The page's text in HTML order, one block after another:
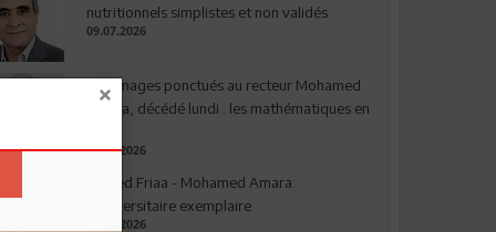
nutritionnels simplistes et non validés
09.07.2026
Hommages ponctués au recteur Mohamed
Amara, décédé lundi : les mathématiques en
03.08.2026
Ahmed Friaa - Mohamed Amara:
l’Universitaire exemplaire
04.08.2026